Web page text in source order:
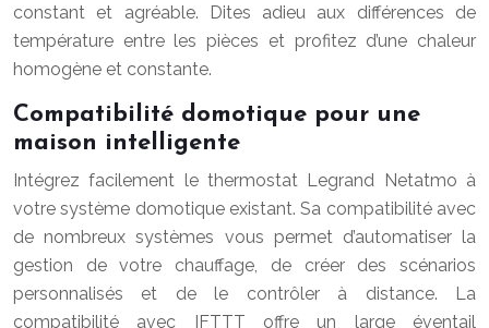
constant et agréable. Dites adieu aux différences de
température entre les pièces et profitez d’une chaleur
homogène et constante.
Compatibilité domotique pour une
maison intelligente
Intégrez facilement le thermostat Legrand Netatmo à
votre système domotique existant. Sa compatibilité avec
de nombreux systèmes vous permet d’automatiser la
gestion de votre chauffage, de créer des scénarios
personnalisés et de le contrôler à distance. La
compatibilité avec IFTTT offre un large éventail